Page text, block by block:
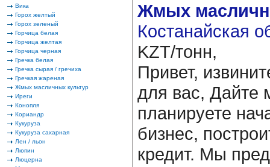
Вика
Горох желтый
Горох зеленый
Горчица белая
Горчица желтая
Горчица черная
Гречка белая
Гречка сырая / гречиха
Гречкая жареная
Жмых масличных культур
Иреги
Конопля
Кориандр
Кукуруза
Кукуруза сахарная
Лен / льон
Люпин
Люцерна
Жмых
Костанайская
KZT/тонн,
Привет,
для вас, Дайте
планируете
бизнес,
кредит. Мы